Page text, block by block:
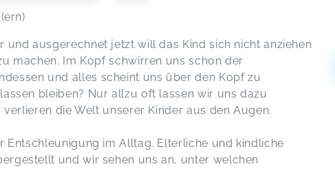
und ausgerechnet jetzt will das Kind sich nicht anziehen
machen. Im Kopf schwirren uns schon der
und alles scheint uns über den Kopf zu
bleiben? Nur allzu oft lassen wir uns dazu
die Welt unserer Kinder aus den Augen.
Entschleunigung im Alltag. Elterliche und kindliche
und wir sehen uns an, unter welchen